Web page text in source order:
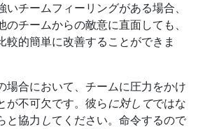
いチームフィーリングがある場合、
のチームからの敵意に直面しても、
較的簡単に改善することができま
場合において、チームに圧力をかけ
が不可欠です。彼ら に対してではな
と協力 してください。命令するので